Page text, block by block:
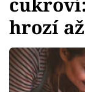
Témata
Bydlení
Zahrada
hrozí